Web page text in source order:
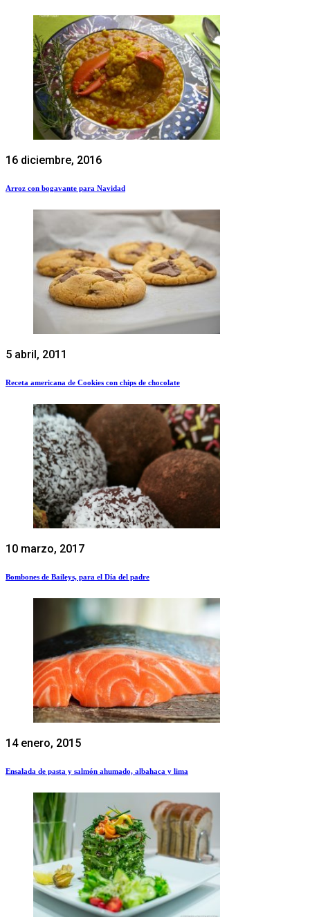
16 diciembre, 2016
Arroz con bogavante para Navidad
5 abril, 2011
Receta americana de Cookies con chips de chocolate
10 marzo, 2017
Bombones de Baileys, para el Día del padre
14 enero, 2015
Ensalada de pasta y salmón ahumado, albahaca y lima